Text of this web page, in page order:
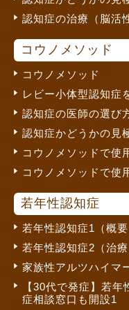
認知症の治療（脳活
コウノメソッド
コウノメソッド
レビー小体型認知症
認知症の医師の選び
認知症かどうかの見
コウノメソッドで使
コウノメソッドで使
若年性認知症
若年性認知症1（概要
若年性認知症2（治
家族性アルツハイマ
【30代で発症】若
症相談窓口も開設1